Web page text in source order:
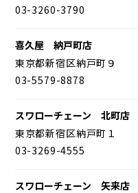
03-3260-3790
喜久屋 納戸町店
東京都新宿区納戸町９
03-5579-8878
スワローチェーン 北町店
東京都新宿区納戸町１
03-3269-4555
スワローチェーン 矢来店